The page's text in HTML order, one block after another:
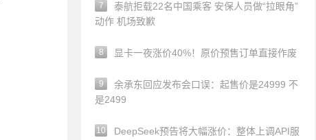
7
泰航拒载22名中国乘客 安保人员做“拉眼角”
动作 机场致歉
8 显卡一夜涨价40%！原价预售订单直接作废
9
余承东回应发布会口误：起售价是24999 不
是2499
10
DeepSeek预告将大幅涨价：整体上调API服